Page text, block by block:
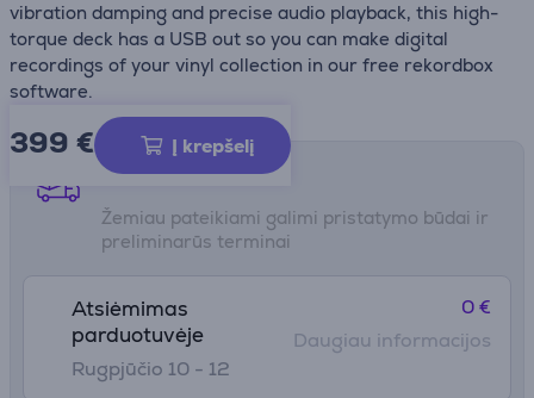
vibration damping and precise audio playback, this high-
torque deck has a USB out so you can make digital
recordings of your vinyl collection in our free rekordbox
software.
399 € Į krepšelį
Pristatymo būdai
Žemiau pateikiami galimi pristatymo būdai ir
preliminarūs terminai
Atsiėmimas
parduotuvėje
Rugpjūčio 10 - 12
0 €
Daugiau informacijos